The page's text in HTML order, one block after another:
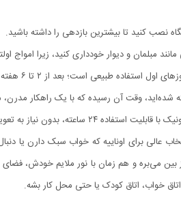
نصب کنید تا بیشترین بازدهی را داشته باشید.
مبلمان و دیوار خودداری کنید، زیرا امواج
است؛ بعد از ۲ تا ۶ هفته محیط کاملاً پاک خواهد شد.
وقت آن رسیده که با یک راهکار
شیمیایی، راهی ساده و بی‌دردسر برای حفظ پاکیزگی محیط شماست.
برای اوناییه که خواب سبک دارن یا
می‌بره و هم‌ زمان با نور ملایم خودش،
خواب، اتاق کودک یا حتی محل کار بشه.